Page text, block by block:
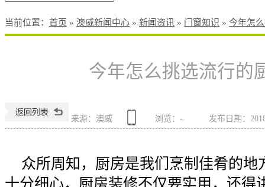
当前位置： 首页 » 澳威新闻中心 » 新闻资讯 » 门窗知识 » 今年怎
今年怎么挑选流行的
来源：澳威 浏览： - 发布日期：
众所周知，厨房是我们烹制佳肴的地